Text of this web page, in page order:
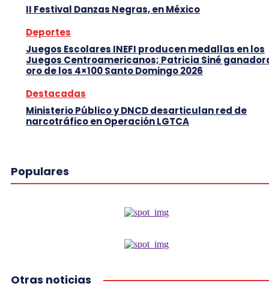
II Festival Danzas Negras, en México
Deportes
Juegos Escolares INEFI producen medallas en los
Juegos Centroamericanos; Patricia Siné
oro de los 4×100 Santo Domingo 2026
Destacadas
Ministerio Público y DNCD desarticulan red de
narcotráfico en Operación LGTCA
Populares
Otras noticias